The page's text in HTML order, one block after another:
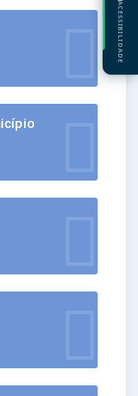
ACESSIBILIDADE